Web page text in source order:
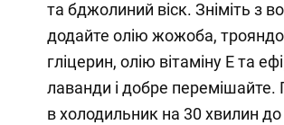
та бджолиний віск. Зніміть з
додайте олію жожоба,
гліцерин, олію вітаміну Е та
лаванди і добре перемішайте.
в холодильник на 30 хвилин до